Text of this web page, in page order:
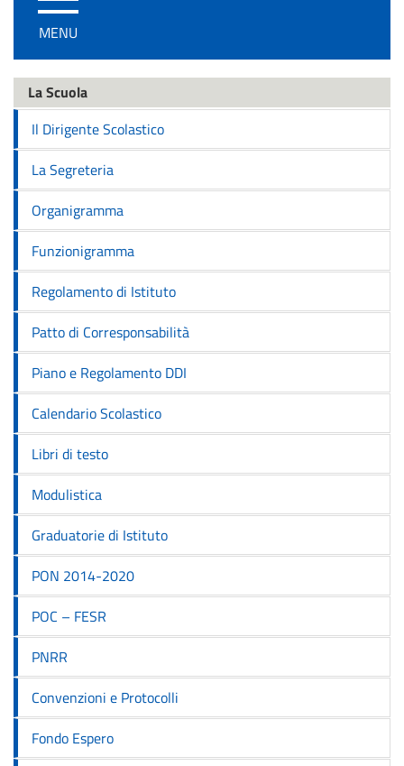
/
disattiva
navigazione
MENU
La Scuola
Il Dirigente Scolastico
La Segreteria
Organigramma
Funzionigramma
Regolamento di Istituto
Patto di Corresponsabilità
Piano e Regolamento DDI
Calendario Scolastico
Libri di testo
Modulistica
Graduatorie di Istituto
PON 2014-2020
POC – FESR
PNRR
Convenzioni e Protocolli
Fondo Espero